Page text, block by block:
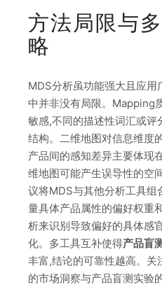
方法局限与
略
MDS分析虽功能强大且应用
中并非没有局限。Mapping
敏感,不同的描述性词汇或评
结构。二维地图对信息维度
产品间的感知差异主要体现
维地图可能产生误导性的空
议将MDS与其他分析工具组
量具体产品属性的偏好权重
析来识别导致偏好的具体感
化。多工具互补使得产品盲
丰富,结论的可靠性越高。
的市场洞察与产品盲测实验